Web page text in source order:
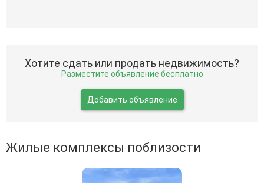
Хотите сдать или продать недвижимость?
Разместите объявление бесплатно
Добавить объявление
Жилые комплексы поблизости